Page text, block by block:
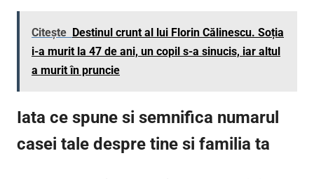
Citește Destinul crunt al lui Florin Călinescu. Soția
i-a murit la 47 de ani, un copil s-a sinucis, iar altul
a murit în pruncie
Iata ce spune si semnifica numarul
casei tale despre tine si familia ta